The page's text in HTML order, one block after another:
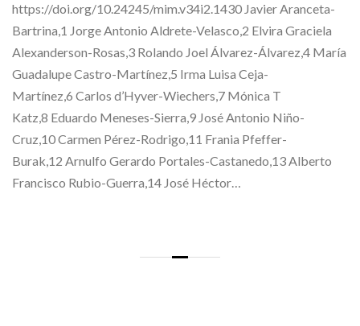
https://doi.org/10.24245/mim.v34i2.1430 Javier Aranceta-
Bartrina,1 Jorge Antonio Aldrete-Velasco,2 Elvira Graciela
Alexanderson-Rosas,3 Rolando Joel Álvarez-Álvarez,4 María
Guadalupe Castro-Martínez,5 Irma Luisa Ceja-
Martínez,6 Carlos d’Hyver-Wiechers,7 Mónica T
Katz,8 Eduardo Meneses-Sierra,9 José Antonio Niño-
Cruz,10 Carmen Pérez-Rodrigo,11 Frania Pfeffer-
Burak,12 Arnulfo Gerardo Portales-Castanedo,13 Alberto
Francisco Rubio-Guerra,14 José Héctor…